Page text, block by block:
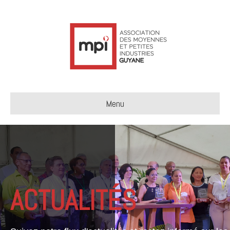
Menu
ACTUALITÉS